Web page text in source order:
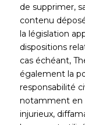
de supprimer,
contenu
la législation
dispositions
cas échéant,
également la
responsabilité
notamment en
injurieux,